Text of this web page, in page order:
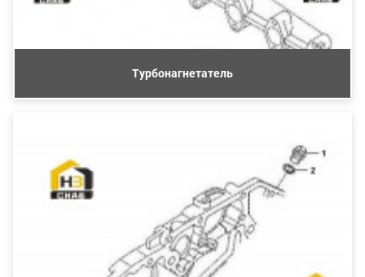
Турбонагнетатель